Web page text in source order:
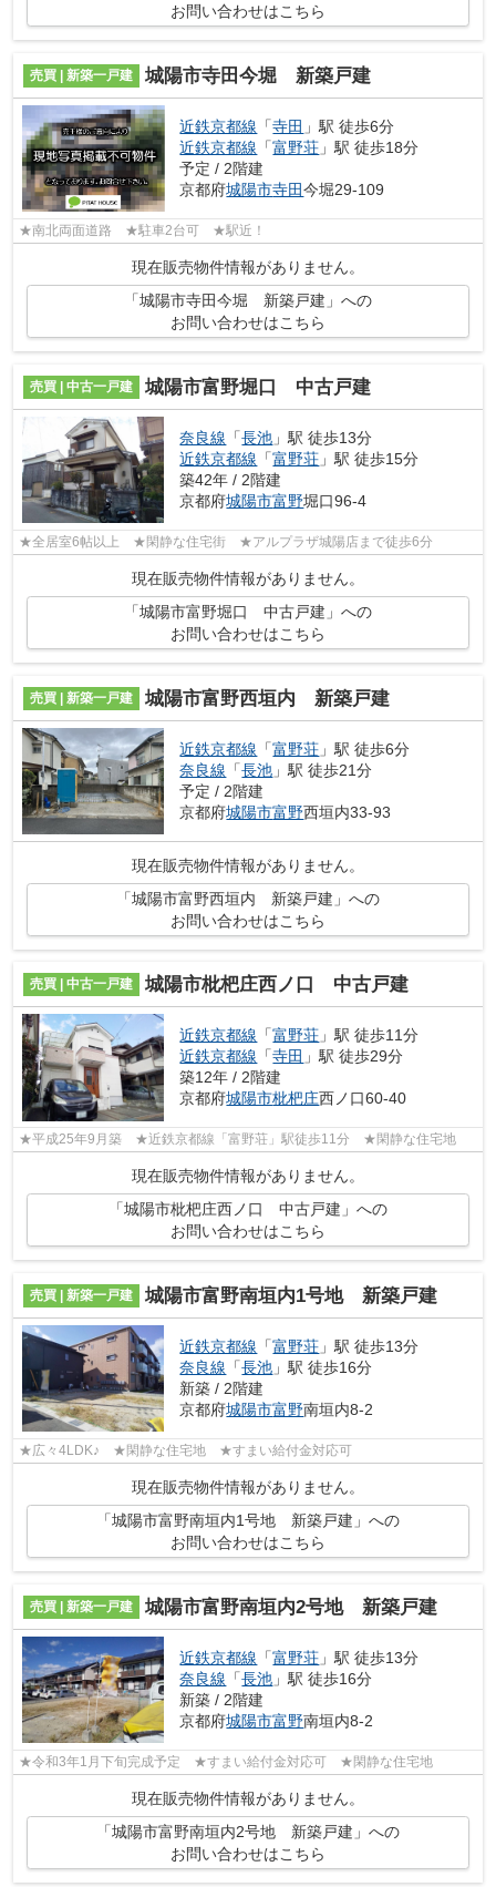
お問い合わせはこちら
売買 | 新築一戸建 城陽市寺田今堀 新築戸建
近鉄京都線 「寺田 」駅 徒歩6分
近鉄京都線 「富野荘 」駅 徒歩18分
予定 / 2階建
京都府城陽市寺田今堀29-109
★南北両面道路 ★駐車2台可 ★駅近！
現在販売物件情報がありません。
「城陽市寺田今堀 新築戸建」への
お問い合わせはこちら
売買 | 中古一戸建 城陽市富野堀口 中古戸建
奈良線 「長池 」駅 徒歩13分
近鉄京都線 「富野荘 」駅 徒歩15分
築42年 / 2階建
京都府城陽市富野堀口96-4
★全居室6帖以上 ★閑静な住宅街 ★アルプラザ城陽店まで徒歩6分
現在販売物件情報がありません。
「城陽市富野堀口 中古戸建」への
お問い合わせはこちら
売買 | 新築一戸建 城陽市富野西垣内 新築戸建
近鉄京都線 「富野荘 」駅 徒歩6分
奈良線 「長池 」駅 徒歩21分
予定 / 2階建
京都府城陽市富野西垣内33-93
現在販売物件情報がありません。
「城陽市富野西垣内 新築戸建」への
お問い合わせはこちら
売買 | 中古一戸建 城陽市枇杷庄西ノ口 中古戸建
近鉄京都線 「富野荘 」駅 徒歩11分
近鉄京都線 「寺田 」駅 徒歩29分
築12年 / 2階建
京都府城陽市枇杷庄西ノ口60-40
★平成25年9月築 ★近鉄京都線「富野荘」駅徒歩11分 ★閑静な住宅地
現在販売物件情報がありません。
「城陽市枇杷庄西ノ口 中古戸建」への
お問い合わせはこちら
売買 | 新築一戸建 城陽市富野南垣内1号地 新築戸建
近鉄京都線 「富野荘 」駅 徒歩13分
奈良線 「長池 」駅 徒歩16分
新築 / 2階建
京都府城陽市富野南垣内8-2
★広々4LDK♪ ★閑静な住宅地 ★すまい給付金対応可
現在販売物件情報がありません。
「城陽市富野南垣内1号地 新築戸建」への
お問い合わせはこちら
売買 | 新築一戸建 城陽市富野南垣内2号地 新築戸建
近鉄京都線 「富野荘 」駅 徒歩13分
奈良線 「長池 」駅 徒歩16分
新築 / 2階建
京都府城陽市富野南垣内8-2
★令和3年1月下旬完成予定 ★すまい給付金対応可 ★閑静な住宅地
現在販売物件情報がありません。
「城陽市富野南垣内2号地 新築戸建」への
お問い合わせはこちら